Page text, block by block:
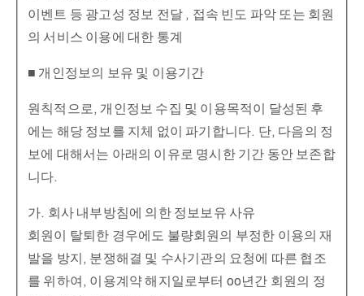
이벤트 등 광고성 정보 전달 , 접속 빈도 파악 또는 회원
의 서비스 이용에 대한 통계
■ 개인정보의 보유 및 이용기간
원칙적으로, 개인정보 수집 및 이용목적이 달성된 후
에는 해당 정보를 지체 없이 파기합니다. 단, 다음의 정
보에 대해서는 아래의 이유로 명시한 기간 동안 보존합
니다.
가. 회사 내부방침에 의한 정보보유 사유
회원이 탈퇴한 경우에도 불량회원의 부정한 이용의 재
발을 방지, 분쟁해결 및 수사기관의 요청에 따른 협조
를 위하여, 이용계약 해지일로부터 oo년간 회원의 정